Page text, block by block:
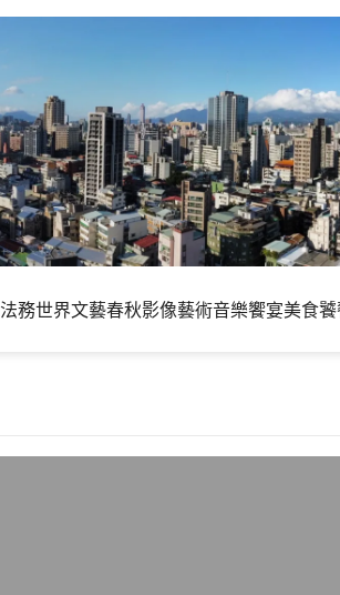
法務世界文藝春秋影像藝術音樂饗宴美食